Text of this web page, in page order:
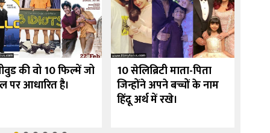
की वो 10 फिल्में जो
पर आधारित है।
10 सेलिब्रिटी माता-पिता
जिन्होंने अपने बच्चों के नाम
हिंदू अर्थ में रखे।